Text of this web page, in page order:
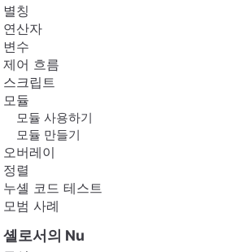
별칭
연산자
변수
제어 흐름
스크립트
모듈
모듈 사용하기
모듈 만들기
오버레이
정렬
누셸 코드 테스트
모범 사례
셸로서의 Nu